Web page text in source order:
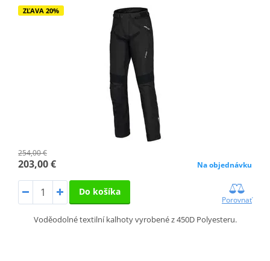
ZĽAVA 20%
254,00 €
203,00 € Na objednávku
Do košíka
Porovnať
Voděodolné textilní kalhoty vyrobené z 450D Polyesteru.